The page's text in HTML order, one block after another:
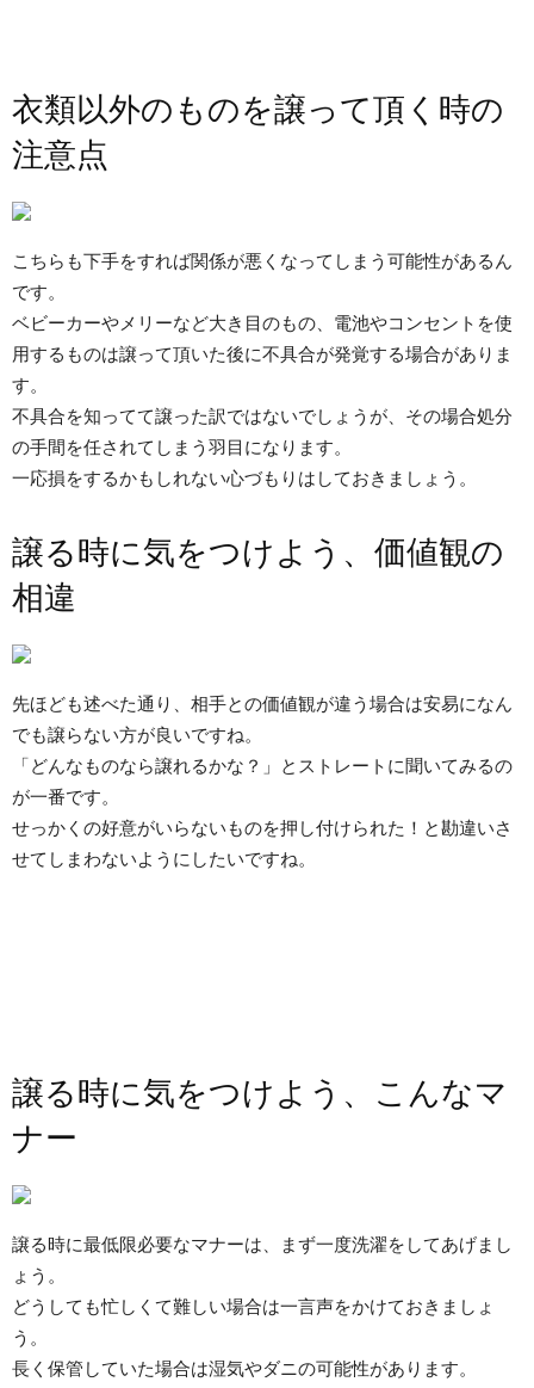
衣類以外のものを譲って頂く時の
注意点
こちらも下手をすれば関係が悪くなってしまう可能性があるん
です。
ベビーカーやメリーなど大き目のもの、電池やコンセントを使
用するものは譲って頂いた後に不具合が発覚する場合がありま
す。
不具合を知ってて譲った訳ではないでしょうが、その場合処分
の手間を任されてしまう羽目になります。
一応損をするかもしれない心づもりはしておきましょう。
譲る時に気をつけよう、価値観の
相違
先ほども述べた通り、相手との価値観が違う場合は安易になん
でも譲らない方が良いですね。
「どんなものなら譲れるかな？」とストレートに聞いてみるの
が一番です。
せっかくの好意がいらないものを押し付けられた！と勘違いさ
せてしまわないようにしたいですね。
譲る時に気をつけよう、こんなマ
ナー
譲る時に最低限必要なマナーは、まず一度洗濯をしてあげまし
ょう。
どうしても忙しくて難しい場合は一言声をかけておきましょ
う。
長く保管していた場合は湿気やダニの可能性があります。